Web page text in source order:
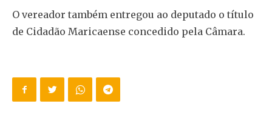
O vereador também entregou ao deputado o título
de Cidadão Maricaense concedido pela Câmara.